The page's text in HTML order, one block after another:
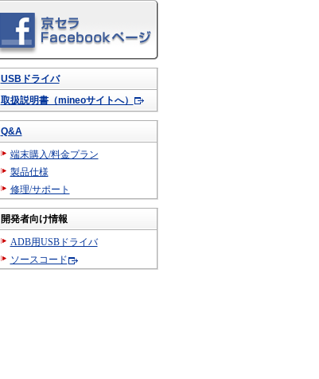
USBドライバ
取扱説明書（mineoサイトへ）
Q&A
端末購入/料金プラン
製品仕様
修理/サポート
開発者向け情報
ADB用USBドライバ
ソースコード